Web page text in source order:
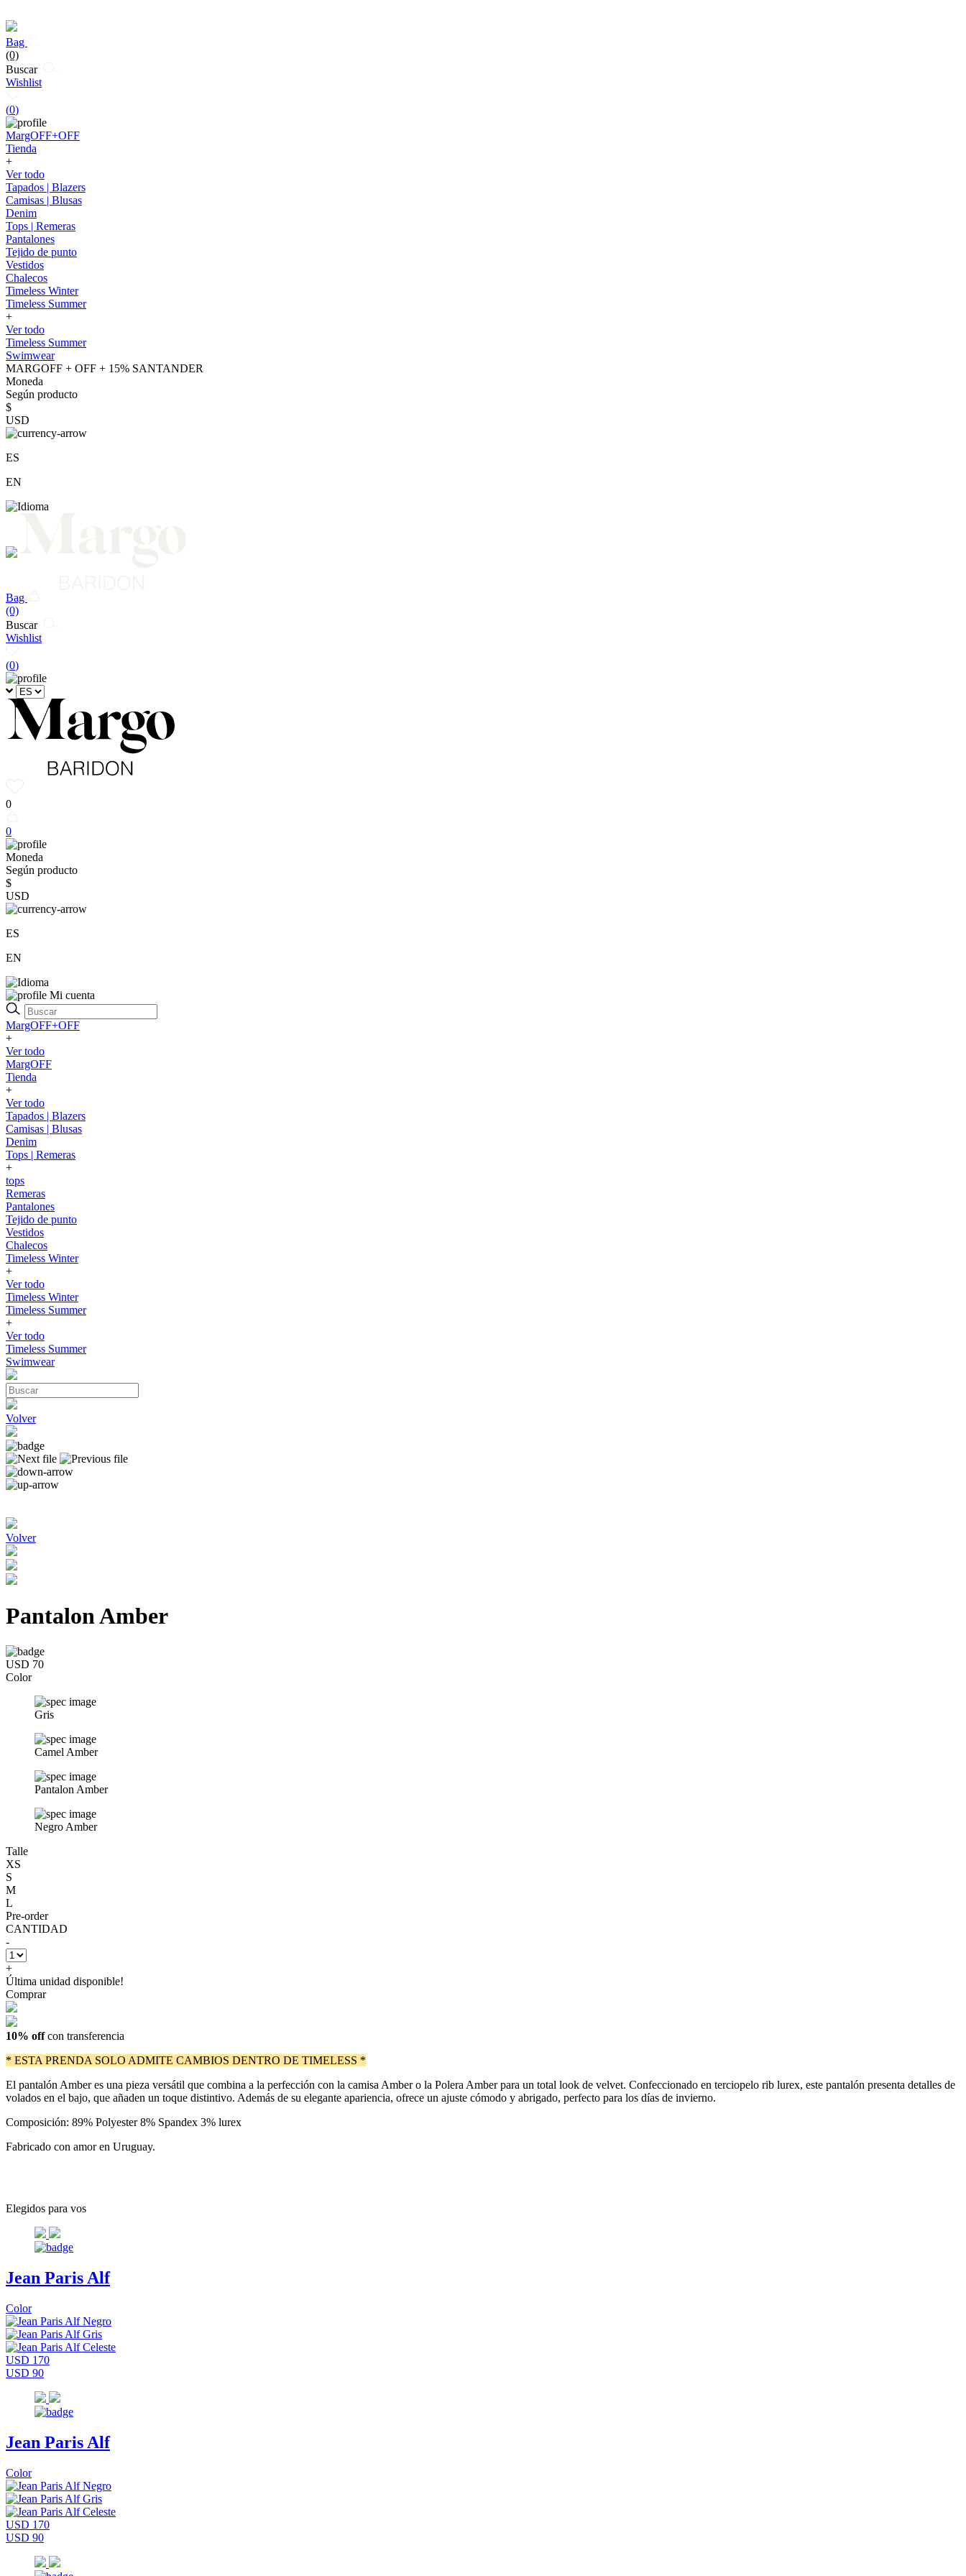
Bag
(0)
Buscar
Wishlist
(0)
MargOFF+OFF
Tienda
+
Ver todo
Tapados | Blazers
Camisas | Blusas
Denim
Tops | Remeras
Pantalones
Tejido de punto
Vestidos
Chalecos
Timeless Winter
Timeless Summer
+
Ver todo
Timeless Summer
Swimwear
MARGOFF + OFF + 15% SANTANDER
Moneda
Según producto
$
USD
ES
EN
Bag
(0)
Buscar
Wishlist
(0)
0
0
Moneda
Según producto
$
USD
ES
EN
Mi cuenta
MargOFF+OFF
+
Ver todo
MargOFF
Tienda
+
Ver todo
Tapados | Blazers
Camisas | Blusas
Denim
Tops | Remeras
+
tops
Remeras
Pantalones
Tejido de punto
Vestidos
Chalecos
Timeless Winter
+
Ver todo
Timeless Winter
Timeless Summer
+
Ver todo
Timeless Summer
Swimwear
Volver
Volver
Pantalon Amber
USD 70
Color
Gris
Camel Amber
Pantalon Amber
Negro Amber
Talle
XS
S
M
L
Pre-order
CANTIDAD
-
+
Última unidad disponible!
Comprar
10% offcon transferencia
* ESTA PRENDA SOLO ADMITE CAMBIOS DENTRO DE TIMELESS *
El pantalón Amber es una pieza versátil que combina a la perfección con la camisa Amber o la Polera Amber para un total look de velvet. Confeccionado en terciopelo rib lurex, este pantalón presenta detalles de
volados en el bajo, que añaden un toque distintivo. Además de su elegante apariencia, ofrece un ajuste cómodo y abrigado, perfecto para los días de invierno.
Composición: 89% Polyester 8% Spandex 3% lurex
Fabricado con amor en Uruguay.
Elegidos para vos
Jean Paris Alf
Color
USD 170
USD 90
Jean Paris Alf
Color
USD 170
USD 90